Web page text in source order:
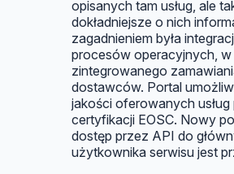
opisanych tam usług, ale
dokładniejsze o nich
zagadnieniem była
procesów operacyjnych,
zintegrowanego
dostawców. Portal
jakości oferowanych
certyfikacji EOSC. Nowy
dostęp przez API do
użytkownika serwisu jest